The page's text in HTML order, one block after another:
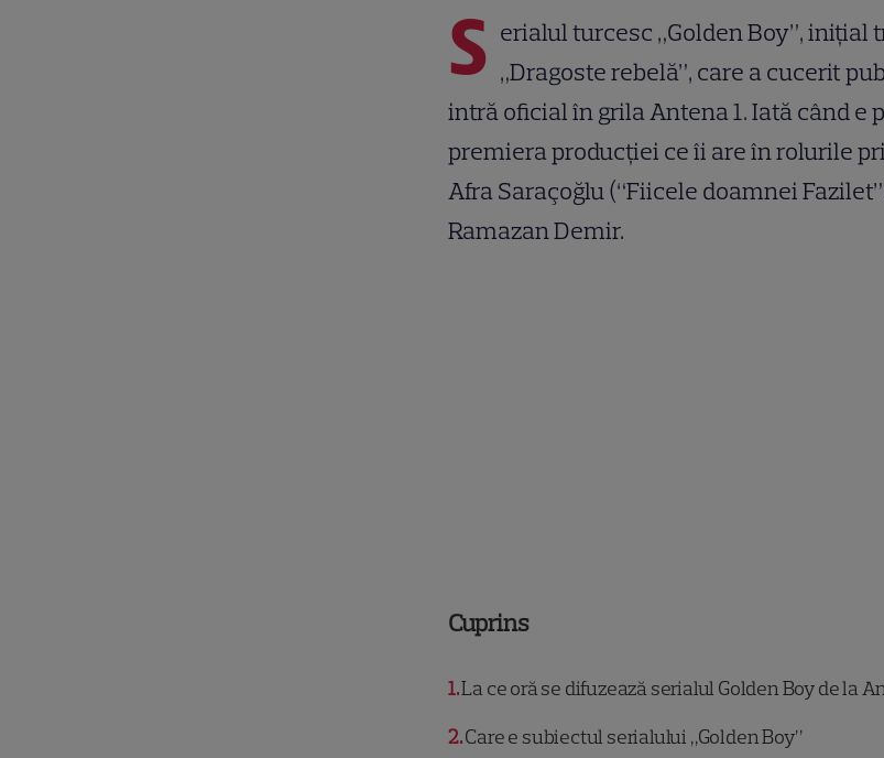
S erialul turcesc „Golden Boy”, inițial
„Dragoste rebelă”, care a cucerit
intră oficial în grila Antena 1. Iată când e
premiera producției ce îi are în rolurile
Afra Saraçoğlu (“Fiicele doamnei
Ramazan Demir.
Cuprins
1La ce oră se difuzează serialul Golden Boy de la
2Care e subiectul serialului „Golden Boy”